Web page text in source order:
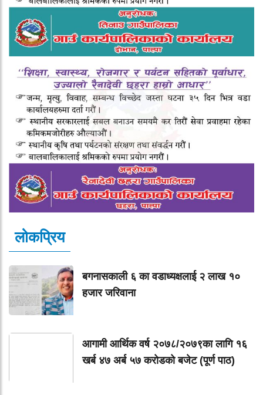
लोकप्रिय
बगनासकाली ६ का वडाध्यक्षलाई २ लाख १०
हजार जरिवाना
आगामी आर्थिक वर्ष २०७८/२०७९का लागि १६
खर्ब ४७ अर्ब ५७ करोडको बजेट (पूर्ण पाठ)